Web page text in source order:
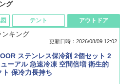
グ
ビ-パル) 2026年 9 月号【特別付録:
ニマル"旅"財布 ランダム2種】
き方 スター・ウォーズ
テント
ーズコレクション 山善] ポップアッ
傘みたいに広げて畳める パッとサ
シェード キューブ フルクローズ メ
アウトドア
キング
更新日時：2026/08/09 12:02
ステンレス保冷剤 2個セット 2
ーアル 急速冷凍 空間倍増 衛生的
ト 保冷力長持ち